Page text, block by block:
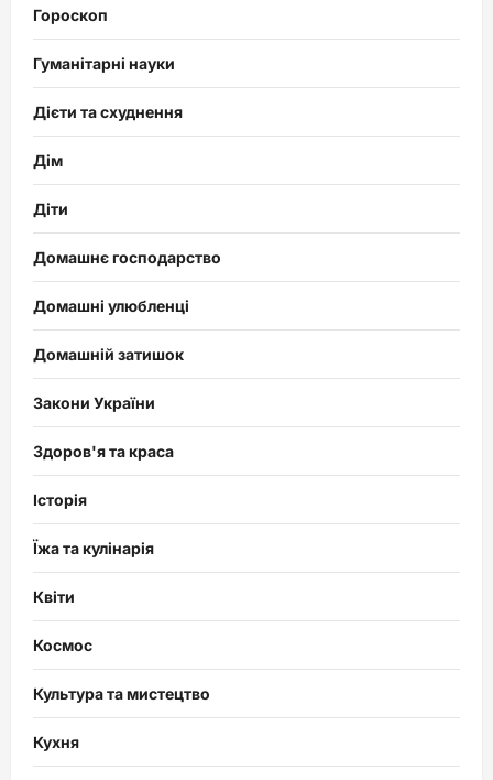
Гороскоп
Гуманітарні науки
Дієти та схуднення
Дім
Діти
Домашнє господарство
Домашні улюбленці
Домашній затишок
Закони України
Здоров'я та краса
Історія
Їжа та кулінарія
Квіти
Космос
Культура та мистецтво
Кухня